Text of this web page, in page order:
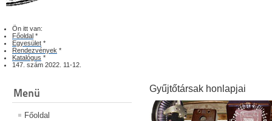
Ön itt van:
Főoldal *
Egyesület *
Rendezvények *
Katalógus *
147. szám 2022. 11-12.
Menü
Főoldal
Gyűjtőtársak honlapjai